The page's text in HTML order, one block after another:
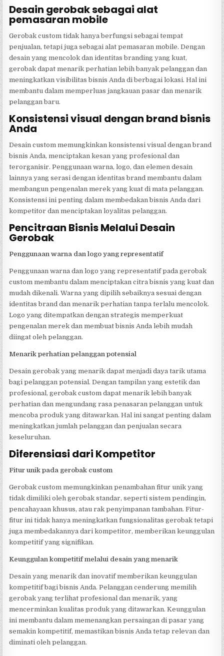
Desain gerobak sebagai alat
pemasaran mobile
Gerobak custom tidak hanya berfungsi sebagai tempat
penjualan, tetapi juga sebagai alat pemasaran mobile. Dengan
desain yang mencolok dan identitas branding yang kuat,
gerobak dapat menarik perhatian lebih banyak pelanggan dan
meningkatkan visibilitas bisnis Anda di berbagai lokasi. Hal ini
membantu dalam memperluas jangkauan pasar dan menarik
pelanggan baru.
Konsistensi visual dengan brand bisnis
Anda
Desain custom memungkinkan konsistensi visual dengan brand
bisnis Anda, menciptakan kesan yang profesional dan
terorganisir. Penggunaan warna, logo, dan elemen desain
lainnya yang serasi dengan identitas brand membantu dalam
membangun pengenalan merek yang kuat di mata pelanggan.
Konsistensi ini penting dalam membedakan bisnis Anda dari
kompetitor dan menciptakan loyalitas pelanggan.
Pencitraan Bisnis Melalui Desain
Gerobak
Penggunaan warna dan logo yang representatif
Penggunaan warna dan logo yang representatif pada gerobak
custom membantu dalam menciptakan citra bisnis yang kuat dan
mudah dikenali. Warna yang dipilih sebaiknya sesuai dengan
identitas brand dan menarik perhatian tanpa terlalu mencolok.
Logo yang ditempatkan dengan strategis memperkuat
pengenalan merek dan membuat bisnis Anda lebih mudah
diingat oleh pelanggan.
Menarik perhatian pelanggan potensial
Desain gerobak yang menarik dapat menjadi daya tarik utama
bagi pelanggan potensial. Dengan tampilan yang estetik dan
profesional, gerobak custom dapat menarik lebih banyak
perhatian dan mengundang rasa penasaran pelanggan untuk
mencoba produk yang ditawarkan. Hal ini sangat penting dalam
meningkatkan jumlah pelanggan dan penjualan secara
keseluruhan.
Diferensiasi dari Kompetitor
Fitur unik pada gerobak custom
Gerobak custom memungkinkan penambahan fitur unik yang
tidak dimiliki oleh gerobak standar, seperti sistem pendingin,
pencahayaan khusus, atau rak penyimpanan tambahan. Fitur-
fitur ini tidak hanya meningkatkan fungsionalitas gerobak tetapi
juga membedakannya dari kompetitor, memberikan keunggulan
kompetitif yang signifikan.
Keunggulan kompetitif melalui desain yang menarik
Desain yang menarik dan inovatif memberikan keunggulan
kompetitif bagi bisnis Anda. Pelanggan cenderung memilih
gerobak yang terlihat profesional dan menarik, yang
mencerminkan kualitas produk yang ditawarkan. Keunggulan
ini membantu dalam memenangkan persaingan di pasar yang
semakin kompetitif, memastikan bisnis Anda tetap relevan dan
diminati oleh pelanggan.